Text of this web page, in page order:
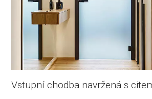
Vstupní chodba navržená s